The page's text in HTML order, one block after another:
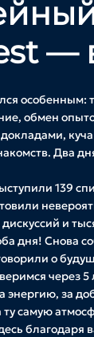
—
обмен
Два
139
дискуссий и
дня! Снова
о
через 5
энергию, за
самую
благодаря